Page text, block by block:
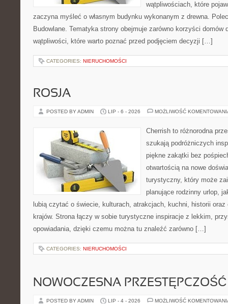
wątpliwościach, które
zaczyna myśleć o własnym budynku wykonanym z drewna.
Budowlane. Tematyka strony obejmuje zarówno korzyści domów
wątpliwości, które warto poznać przed podjęciem decyzji […]
CATEGORIES: NIERUCHOMOŚCI
ROSJA
POSTED BY ADMIN LIP - 6 - 2026 MOŻLIWOŚĆ
Cherrish to różnorodna
szukają podróżniczych
piękne zakątki bez
otwartością na nowe
turystyczny, który może
planujące rodzinny urlop,
lubią czytać o świecie, kulturach, atrakcjach, kuchni, historii
krajów. Strona łączy w sobie turystyczne inspiracje z lekkim,
opowiadania, dzięki czemu można tu znaleźć zarówno […]
CATEGORIES: NIERUCHOMOŚCI
NOWOCZESNA PRZESTĘPCZOŚĆ
POSTED BY ADMIN LIP - 4 - 2026 MOŻLIWOŚĆ